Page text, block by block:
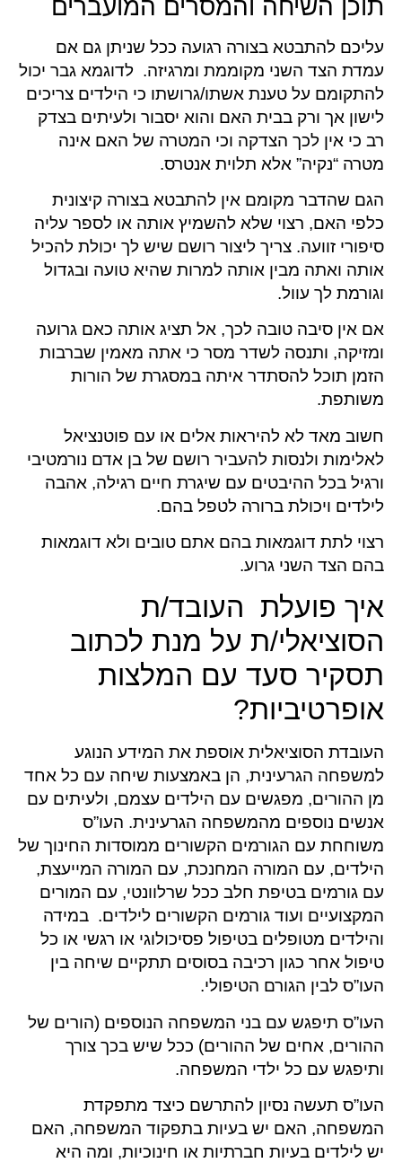
תוכן השיחה והמסרים המועברים
עליכם להתבטא בצורה רגועה ככל שניתן גם אם
עמדת הצד השני מקוממת ומרגיזה. לדוגמא גבר יכול
להתקומם על טענת אשתו/גרושתו כי הילדים צריכים
לישון אך ורק בבית האם והוא יסבור ולעיתים בצדק
רב כי אין לכך הצדקה וכי המטרה של האם אינה
מטרה “נקיה” אלא תלוית אנטרס.
הגם שהדבר מקומם אין להתבטא בצורה קיצונית
כלפי האם, רצוי שלא להשמיץ אותה או לספר עליה
סיפורי זוועה. צריך ליצור רושם שיש לך יכולת להכיל
אותה ואתה מבין אותה למרות שהיא טועה ובגדול
וגורמת לך עוול.
אם אין סיבה טובה לכך, אל תציג אותה כאם גרועה
ומזיקה, ותנסה לשדר מסר כי אתה מאמין שברבות
הזמן תוכל להסתדר איתה במסגרת של הורות
משותפת.
חשוב מאד לא להיראות אלים או עם פוטנציאל
לאלימות ולנסות להעביר רושם של בן אדם נורמטיבי
ורגיל בכל ההיבטים עם שיגרת חיים רגילה, אהבה
לילדים ויכולת ברורה לטפל בהם.
רצוי לתת דוגמאות בהם אתם טובים ולא דוגמאות
בהם הצד השני גרוע.
איך פועלת העובד/ת
הסוציאלי/ת על מנת לכתוב
תסקיר סעד עם המלצות
אופרטיביות?
העובדת הסוציאלית אוספת את המידע הנוגע
למשפחה הגרעינית, הן באמצעות שיחה עם כל אחד
מן ההורים, מפגשים עם הילדים עצמם, ולעיתים עם
אנשים נוספים מהמשפחה הגרעינית. העו”ס
משוחחת עם הגורמים הקשורים ממוסדות החינוך של
הילדים, עם המורה המחנכת, עם המורה המייעצת,
עם גורמים בטיפת חלב ככל שרלוונטי, עם המורים
המקצועיים ועוד גורמים הקשורים לילדים. במידה
והילדים מטופלים בטיפול פסיכולוגי או רגשי או כל
טיפול אחר כגון רכיבה בסוסים תתקיים שיחה בין
העו”ס לבין הגורם הטיפולי.
העו”ס תיפגש עם בני המשפחה הנוספים (הורים של
ההורים, אחים של ההורים) ככל שיש בכך צורך
ותיפגש עם כל ילדי המשפחה.
העו”ס תעשה נסיון להתרשם כיצד מתפקדת
המשפחה, האם יש בעיות בתפקוד המשפחה, האם
יש לילדים בעיות חברתיות או חינוכיות, ומה היא